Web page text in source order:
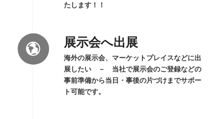
たします！！
展示会へ出展
海外の展示会、マーケットプレイスなどに出
展したい － 当社で展示会のご登録などの
事前準備から当日・事後の片づけまでサポー
ト可能です。